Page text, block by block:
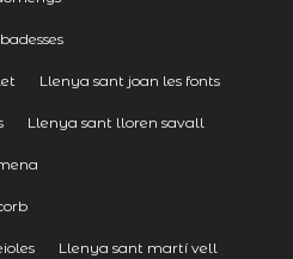
Llenya sant joan les fonts
Llenya sant lloren savall
Llenya sant martí vell